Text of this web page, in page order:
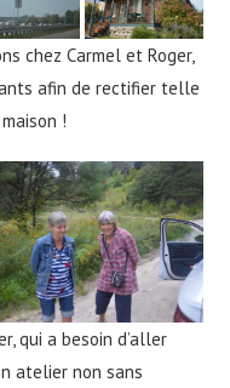
chez Carmel et Roger,
afin de rectifier telle
!
qui a besoin d’aller
atelier non sans